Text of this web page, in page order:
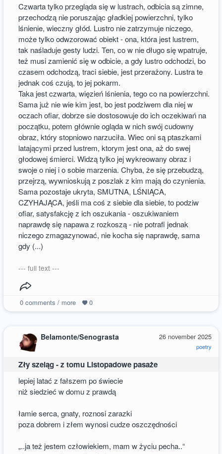
Czwarta tylko przegląda się w lustrach, odbicia są zimne,
przechodzą nie poruszając gładkiej powierzchni, tylko
lśnienie, wieczny głód. Lustro nie zatrzymuje niczego,
może tylko odwzorować obiekt - ona, która jest lustrem,
tak naśladuje gesty ludzi. Ten, co w nie długo się wpatruje,
też musi zamienić się w odbicie, a gdy lustro odchodzi, bo
czasem odchodzą, traci siebie, jest przerażony. Lustra te
jednak coś czują, to jej pokarm.
Taka jest czwarta, więzień lśnienia, tego co na powierzchni.
Sama już nie wie kim jest, bo jest podziwem dla niej w
oczach ofiar, dobrze sie dostosowuje do ich oczekiwań na
początku, potem głównie ogląda w nich swój cudowny
obraz, który stopniowo narzuciła. Wiec oni są ptaszkami
latającymi przed lustrem, ktorym jest ona, aż do swej
głodowej śmierci. Widzą tylko jej wykreowany obraz i
swoje o niej i o sobie marzenia. Chyba, że się przebudzą,
przejrzą, wywnioskują z poszlak z kim mają do czynienia.
Sama pozostaje ukryta, SMUTNA, LŚNIĄCA,
CZYHAJĄCA, jeśli ma coś z siebie dla siebie, to podziw
ofiar, satysfakcję z ich oszukania - oszukiwaniem
naprawdę się napawa z rozkoszą - nie potrafi jednak
niczego zmagazynować, nie kocha się naprawdę, sama
gdy (...)
--- full text ---
0comments / more 0
26 november 2025
poetry
Belamonte/Senograsta
Zły szeląg - z tomu Listopadowe pasaże
lepiej latać z fałszem po świecie
niż siedzieć w domu z prawdą
łamie serca, gnaty, roznosi zarazki
poza dobrem i złem wynosi cudze oszczędności
„..ja też jestem człowiekiem, mam w życiu pecha..“